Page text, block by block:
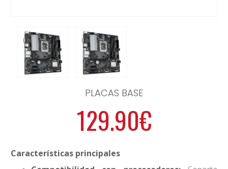
PLACAS BASE
129.90€
Características principales